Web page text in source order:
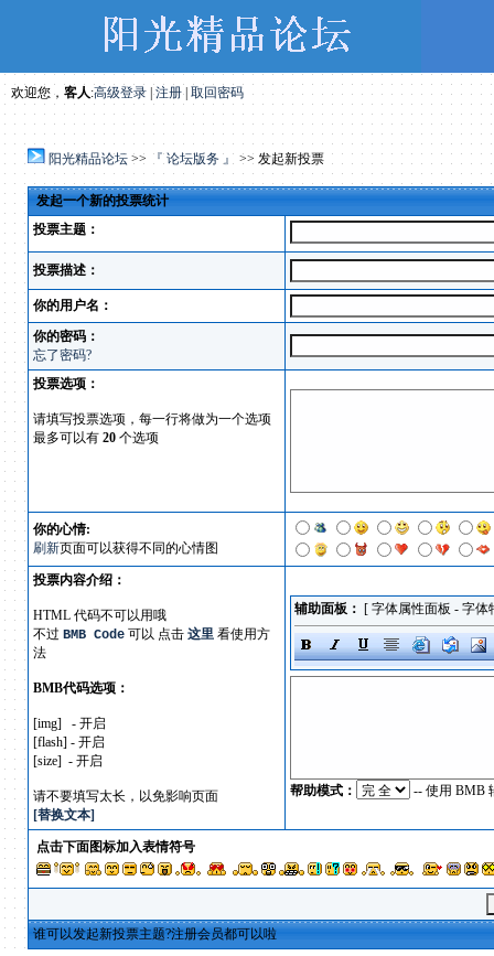
欢迎您， 客人:高级登录 |注册| 取回密码
阳光精品论坛>> 『 论坛版务 』 >> 发起新投票
发起一个新的投票统计
投票主题：
投票描述：
你的用户名：
你的密码：
忘了密码?
投票选项：
请填写投票选项，每一行将做为一个选项
最多可以有 20个选项
你的心情:
刷新页面可以获得不同的心情图
投票内容介绍：
HTML 代码不可以用哦
不过 BMB Code可以 点击 这里看使用方
法
BMB代码选项：
[img] - 开启
[flash] - 开启
[size] - 开启
请不要填写太长，以免影响页面
[替换文本]
辅助面板： [ 字体属性面板 - 字体
帮助模式： -- 使用
点击下面图标加入表情符号
谁可以发起新投票主题?注册会员都可以啦